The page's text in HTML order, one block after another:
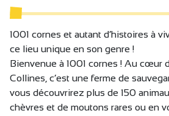
1001 cornes et autant d’histoires à
ce lieu unique en son genre !
Bienvenue à 1001 cornes ! Au cœur
Collines, c’est une ferme de
vous découvrirez plus de 150
chèvres et de moutons rares ou en